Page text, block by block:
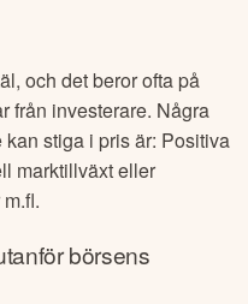
och det beror ofta på
från investerare. Några
stiga i pris är: Positiva
marktillväxt eller
börsens